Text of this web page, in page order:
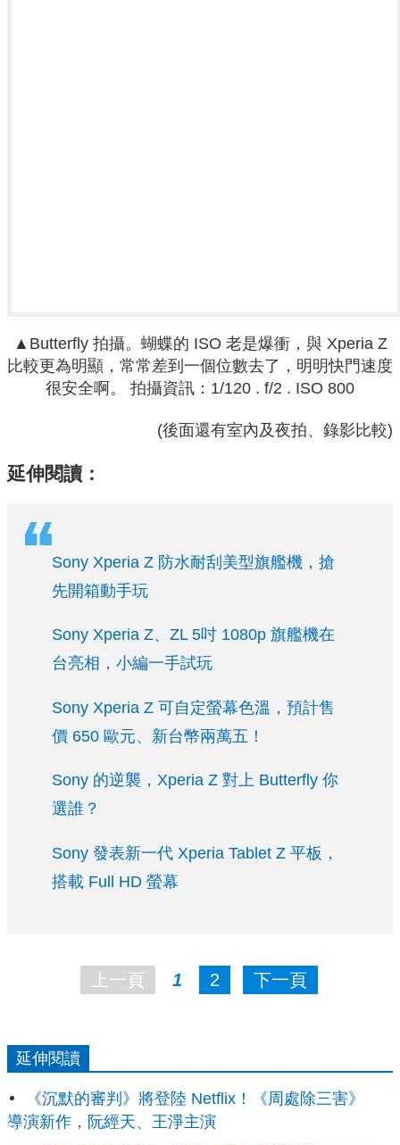
▲ Butterfly 拍攝。 蝴蝶的 ISO 老是爆衝，與 Xperia Z
比較更為明顯，常常差到一個位數去了，明明快門速度
很安全啊。
拍攝資訊 ： 1/120 . f/2 . ISO 800
(後面還有室內及夜拍、錄影比較)
延伸閱讀：
Sony Xperia Z 防水耐刮美型旗艦機，搶
先開箱動手玩
Sony Xperia Z、ZL 5吋 1080p 旗艦機在
台亮相，小編一手試玩
Sony Xperia Z 可自定螢幕色溫，預計售
價 650 歐元、新台幣兩萬五！
Sony 的逆襲，Xperia Z 對上 Butterfly 你
選誰？
Sony 發表新一代 Xperia Tablet Z 平板，
搭載 Full HD 螢幕
上一頁 1 2 下一頁
延伸閱讀
《沉默的審判》將登陸 Netflix！《周處除三害》
導演新作，阮經天、王淨主演